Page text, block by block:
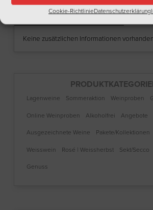
Cookie-RichtlinieDatenschutzerklärung
Keine zusätzlichen Informationen vorhanden
Lagenweine Sommeraktion Weinproben
Online Weinproben
Alkoholfrei
Angebote
Ausgezeichnete Weine
Pakete/Kollektionen
Weisswein
Rosé | Weissherbst Sekt/Secco
Genuss